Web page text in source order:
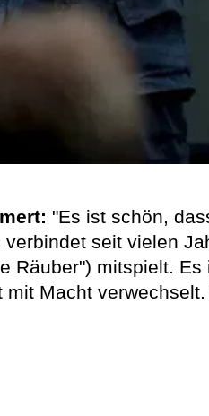
"Es ist schön,
seit vielen
Räuber") mitspielt.
mit Macht